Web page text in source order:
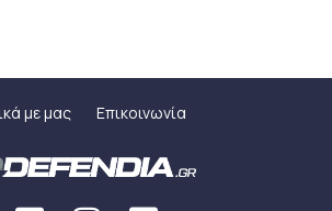
με μας Επικοινωνία